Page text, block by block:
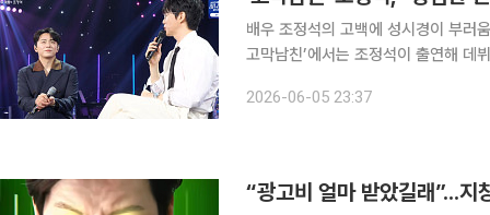
배우 조정석의 고백에 성시경이 부러움을 드러냈다. 5일 방송된 KBS
고막남친’에서는 조정석이 출연해 데뷔 2년 차 가
를 다 쓰고 쭉 보니 이 말이 너무 좋았
2026-06-05 23:37
“광고비 얼마 받았길래”...지